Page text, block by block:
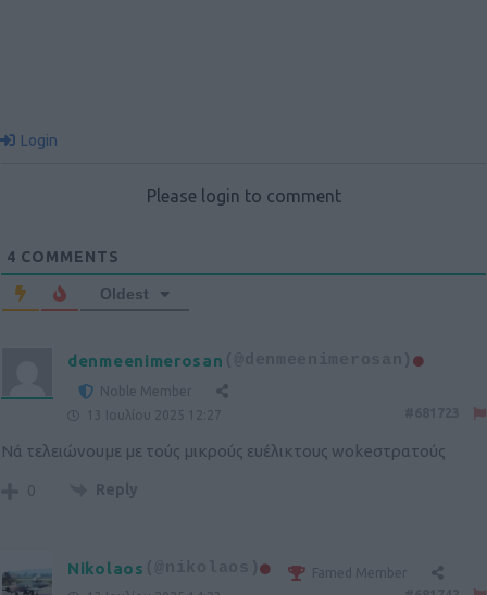
Login
Please login to comment
4 COMMENTS
Oldest
denmeenimerosan (@denmeenimerosan)
Noble Member
13 Ιουλίου 2025 12:27
Nά τελειώνουμε με τούς μικρούς ευέλικτους wokeστρατούς
0 Reply
Nikolaos (@nikolaos)
Famed Member